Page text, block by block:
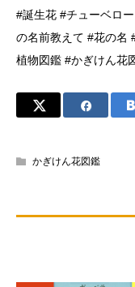
#誕生花 #チューベロ
の名前教えて #花の名
植物図鑑 #かぎけん花
かぎけん花図鑑